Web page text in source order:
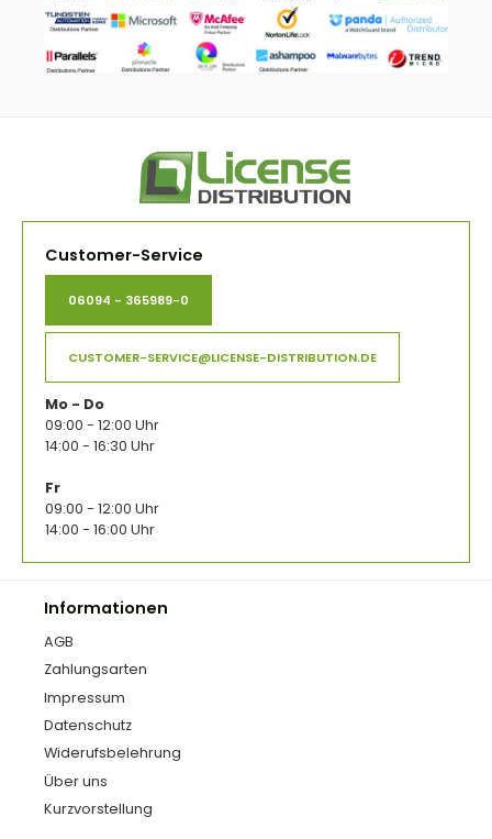
Customer-Service
06094 - 365989-0
CUSTOMER-SERVICE@LICENSE-DISTRIBUTION.DE
Mo - Do
09:00 - 12:00 Uhr
14:00 - 16:30 Uhr
Fr
09:00 - 12:00 Uhr
14:00 - 16:00 Uhr
Informationen
AGB
Zahlungsarten
Impressum
Datenschutz
Widerufsbelehrung
Über uns
Kurzvorstellung